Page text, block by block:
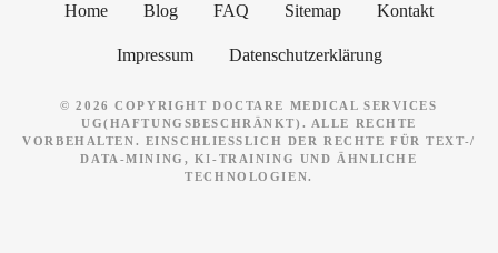
Home Blog FAQ Sitemap Kontakt
Impressum Datenschutzerklärung
© 2026 COPYRIGHT DOCTARE MEDICAL SERVICES
UG(HAFTUNGSBESCHRÄNKT). ALLE RECHTE
VORBEHALTEN. EINSCHLIESSLICH DER RECHTE FÜR TEXT-/ D
ATA-MINING, KI-TRAINING UND ÄHNLICHE T
ECHNOLOGIEN.